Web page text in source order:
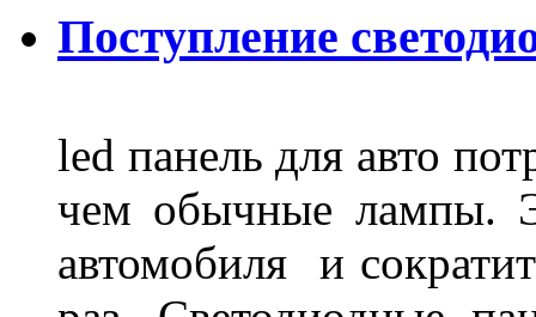
Поступление
led панель для авто
чем обычные лампы.
автомобиля и